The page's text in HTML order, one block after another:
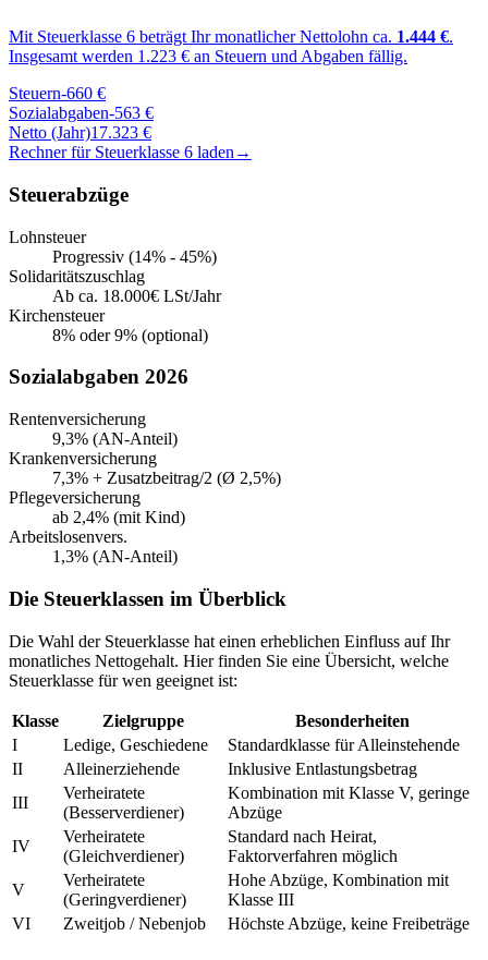
Mit Steuerklasse 6 beträgt Ihr monatlicher Nettolohn ca. 1.444 €.
Insgesamt werden 1.223 € an Steuern und Abgaben fällig.
Steuern-660 €
Sozialabgaben-563 €
Netto (Jahr)17.323 €
Rechner für Steuerklasse 6 laden →
Steuerabzüge
Lohnsteuer
Progressiv (14% - 45%)
Solidaritätszuschlag
Ab ca. 18.000€ LSt/Jahr
Kirchensteuer
8% oder 9% (optional)
Sozialabgaben 2026
Rentenversicherung
9,3% (AN-Anteil)
Krankenversicherung
7,3% + Zusatzbeitrag/2 (Ø 2,5%)
Pflegeversicherung
ab 2,4% (mit Kind)
Arbeitslosenvers.
1,3% (AN-Anteil)
Die Steuerklassen im Überblick
Die Wahl der Steuerklasse hat einen erheblichen Einfluss auf Ihr
monatliches Nettogehalt. Hier finden Sie eine Übersicht, welche
Steuerklasse für wen geeignet ist:
Klasse Zielgruppe
Besonderheiten
I
Ledige, Geschiedene
Standardklasse für Alleinstehende
II
Alleinerziehende
Inklusive Entlastungsbetrag
III
Verheiratete
(Besserverdiener)
Kombination mit Klasse V, geringe
Abzüge
IV
Verheiratete
(Gleichverdiener)
Standard nach Heirat,
Faktorverfahren möglich
V
Verheiratete
(Geringverdiener)
Hohe Abzüge, Kombination mit
Klasse III
VI
Zweitjob / Nebenjob Höchste Abzüge, keine Freibeträge